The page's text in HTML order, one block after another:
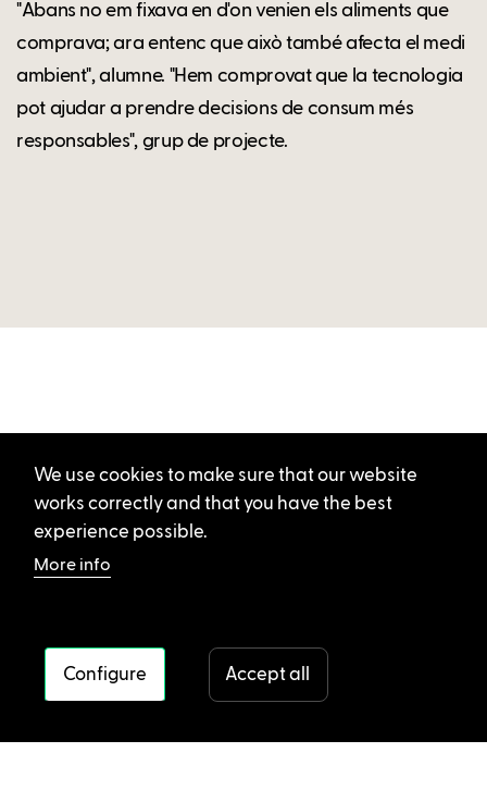
"Abans no em fixava en d'on venien els aliments que
comprava; ara entenc que això també afecta el medi
ambient", alumne. "Hem comprovat que la tecnologia
pot ajudar a prendre decisions de consum més
responsables", grup de projecte.
We use cookies to make sure that our website
works correctly and that you have the best
experience possible.
More info
Configure Accept all